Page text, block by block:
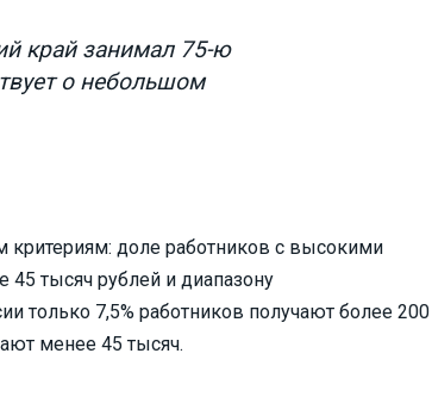
край занимал 75-ю
о небольшом
доле работников с высокими
45 тысяч рублей и диапазону
только 7,5% работников получают более 200
менее 45 тысяч.